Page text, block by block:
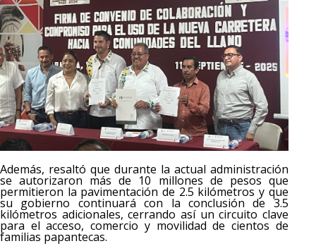
Además, resaltó que durante la actual administración
se autorizaron más de 10 millones de pesos que
permitieron la pavimentación de 2.5 kilómetros y que
su gobierno continuará con la conclusión de 3.5
kilómetros adicionales, cerrando así un circuito clave
para el acceso, comercio y movilidad de cientos de
familias papantecas.